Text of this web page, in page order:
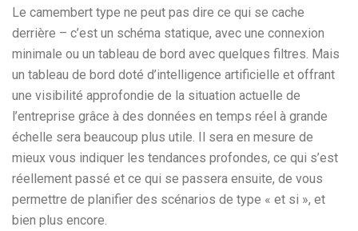
Le camembert type ne peut pas dire ce qui se cache
derrière – c’est un schéma statique, avec une connexion
minimale ou un tableau de bord avec quelques filtres. Mais
un tableau de bord doté d’intelligence artificielle et offrant
une visibilité approfondie de la situation actuelle de
l’entreprise grâce à des données en temps réel à grande
échelle sera beaucoup plus utile. Il sera en mesure de
mieux vous indiquer les tendances profondes, ce qui s’est
réellement passé et ce qui se passera ensuite, de vous
permettre de planifier des scénarios de type « et si », et
bien plus encore.